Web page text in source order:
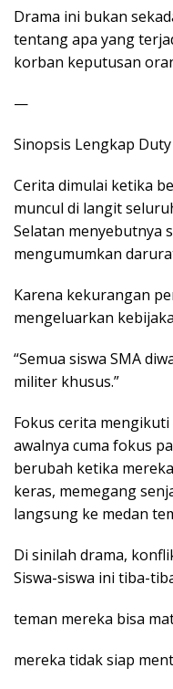
Drama ini bukan
tentang apa yang
korban keputusan
—
Sinopsis Lengkap
Cerita dimulai ketika
muncul di langit
Selatan menyebutnya
mengumumkan
Karena kekurangan
mengeluarkan
“Semua siswa SMA
militer khusus.”
Fokus cerita
awalnya cuma fokus
berubah ketika
keras, memegang
langsung ke medan
Di sinilah drama,
Siswa-siswa ini tiba-
teman mereka bisa
mereka tidak siap